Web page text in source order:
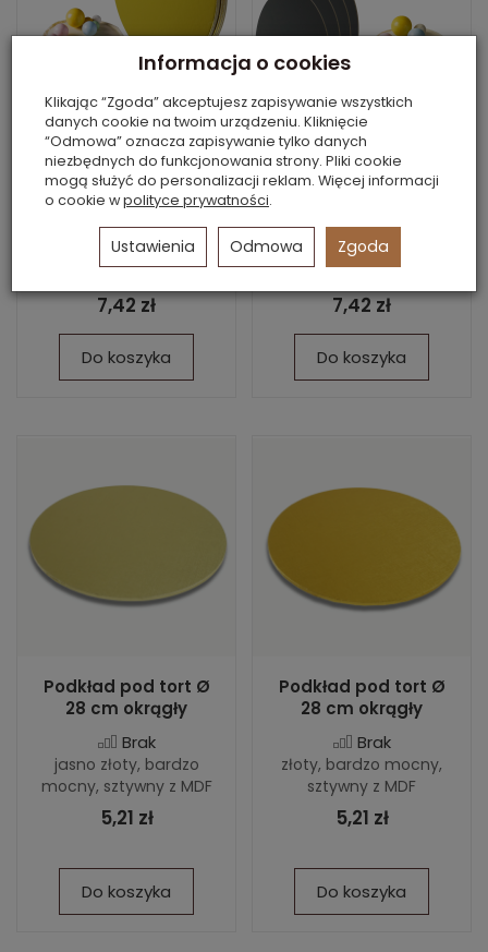
Podkłady tekturowe
5 sztuk pod torty Ø
26 cm
Dostępne
2 stronny, złoty/srebrny,
5 mm sztywny
7,42 zł
Do koszyka
Podkłady tekturowe
5 sztuk pod torty Ø
26 cm
Dostępne
2 stronny, czarny/biały,
5 mm sztywny
7,42 zł
Do koszyka
Podkład pod tort Ø
28 cm okrągły
Brak
jasno złoty, bardzo
mocny, sztywny z MDF
5,21 zł
Do koszyka
Podkład pod tort Ø
28 cm okrągły
Brak
złoty, bardzo mocny,
sztywny z MDF
5,21 zł
Do koszyka
Informacja o cookies
Klikając “Zgoda” akceptujesz zapisywanie wszystkich
danych cookie na twoim urządzeniu. Kliknięcie
“Odmowa” oznacza zapisywanie tylko danych
niezbędnych do funkcjonowania strony. Pliki cookie
mogą służyć do personalizacji reklam. Więcej informacji
o cookie wpolityce prywatności.
Ustawienia Odmowa Zgoda